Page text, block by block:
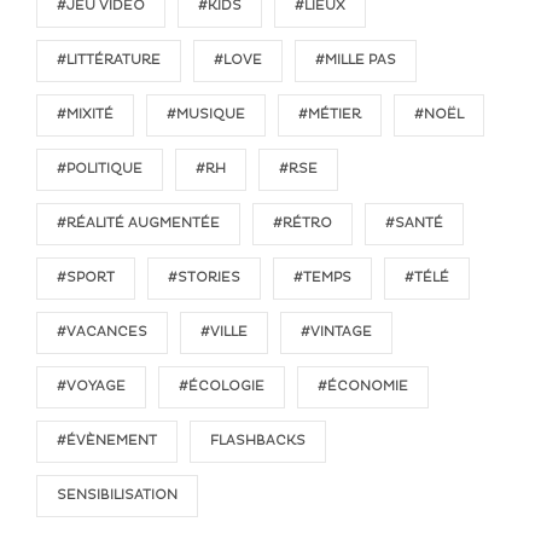
#JEU VIDÉO #KIDS #LIEUX
#LITTÉRATURE #LOVE #MILLE PAS
#MIXITÉ #MUSIQUE #MÉTIER #NOËL
#POLITIQUE #RH #RSE
#RÉALITÉ AUGMENTÉE #RÉTRO #SANTÉ
#SPORT #STORIES #TEMPS #TÉLÉ
#VACANCES #VILLE #VINTAGE
#VOYAGE #ÉCOLOGIE #ÉCONOMIE
#ÉVÈNEMENT FLASHBACKS
SENSIBILISATION